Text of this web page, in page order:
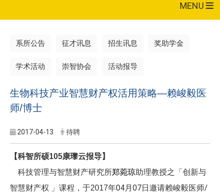
MENU
系所公告 征才讯息 招生讯息 奖助学金
学术活动 崇智协会 活动报导
生物科技产业智慧财产权活用策略—赖峻毅医
师/博士
2017-04-13 待聘
【科智所硕105康瓈云报导】
科技管理与智慧财产研究所郑菀琼助理教授之「创新与
智慧财产权 」课程，于2017年04月07日邀请赖峻毅医师/